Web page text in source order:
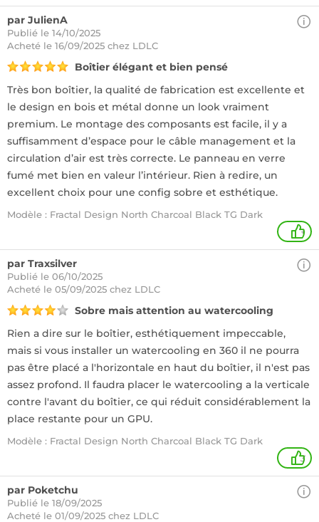
par JulienA
Publié le 14/10/2025
Acheté le 16/09/2025 chez LDLC
Boîtier élégant et bien pensé
Très bon boîtier, la qualité de fabrication est excellente et
le design en bois et métal donne un look vraiment
premium. Le montage des composants est facile, il y a
suffisamment d’espace pour le câble management et la
circulation d’air est très correcte. Le panneau en verre
fumé met bien en valeur l’intérieur. Rien à redire, un
excellent choix pour une config sobre et esthétique.
Modèle : Fractal Design North Charcoal Black TG Dark
+
par Traxsilver
Publié le 06/10/2025
Acheté le 05/09/2025 chez LDLC
Sobre mais attention au watercooling
Rien a dire sur le boîtier, esthétiquement impeccable,
mais si vous installer un watercooling en 360 il ne pourra
pas être placé a l'horizontale en haut du boîtier, il n'est pas
assez profond. Il faudra placer le watercooling a la verticale
contre l'avant du boîtier, ce qui réduit considérablement la
place restante pour un GPU.
Modèle : Fractal Design North Charcoal Black TG Dark
3
par Poketchu
Publié le 18/09/2025
Acheté le 01/09/2025 chez LDLC